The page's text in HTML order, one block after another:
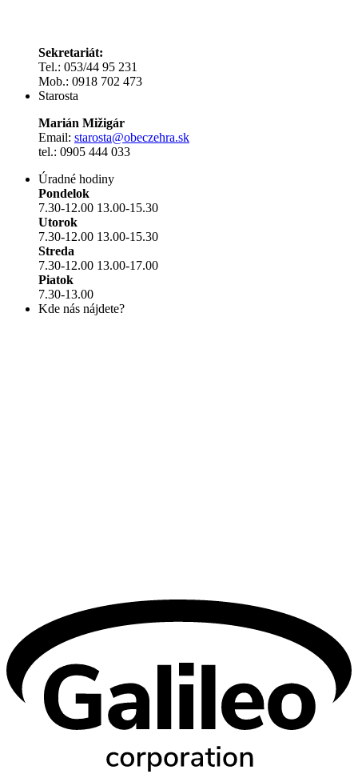
Sekretariát:
Tel.: 053/44 95 231
Mob.: 0918 702 473
Starosta
Marián Mižigár
Email: starosta@obeczehra.sk
tel.: 0905 444 033
Úradné hodiny
Pondelok
7.30-12.00 13.00-15.30
Utorok
7.30-12.00 13.00-15.30
Streda
7.30-12.00 13.00-17.00
Piatok
7.30-13.00
Kde nás nájdete?